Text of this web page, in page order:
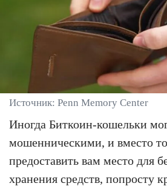
Источник: Penn Memory Center
Иногда Биткоин-кошельки
мошенническими, и вместо
предоставить вам место для
хранения средств, попросту